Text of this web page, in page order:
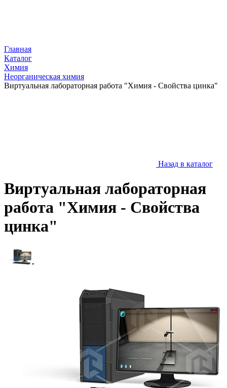
Главная
Каталог
Химия
Неорганическая химия
Виртуальная лабораторная работа "Химия - Свойства цинка"
Назад в каталог
Виртуальная лабораторная
работа "Химия - Свойства
цинка"